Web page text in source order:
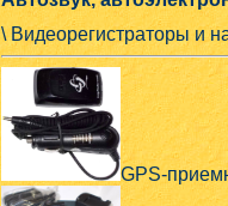
\ Видеорегистраторы и
GPS-